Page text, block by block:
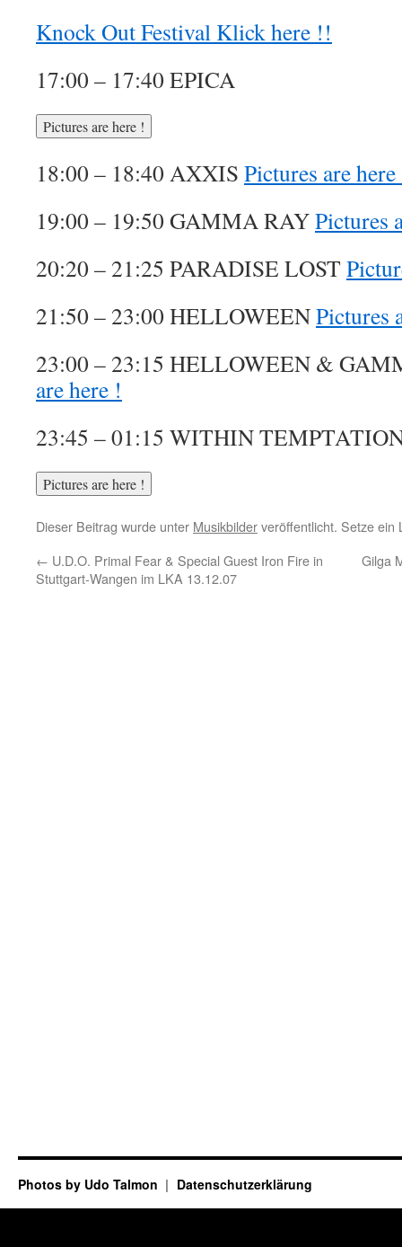
Knock Out Festival Klick here !!
17:00 – 17:40 EPICA
18:00 – 18:40 AXXIS Pictures are
19:00 – 19:50 GAMMA RAYPictures
20:20 – 21:25 PARADISE LOST
21:50 – 23:00 HELLOWEENPictures
23:00 – 23:15 HELLOWEEN &
are here !
23:45 – 01:15 WITHIN
Dieser Beitrag wurde unter Musikbilderveröffentlicht. Setze
← U.D.O. Primal Fear & Special Guest Iron Fire in
Stuttgart-Wangen im LKA 13.12.07
Gilga
Photos by Udo Talmon Datenschutzerklärung